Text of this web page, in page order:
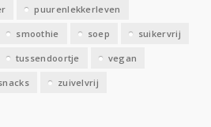
puurenlekkerleven
smoothie soep suikervrij
tussendoortje vegan
zuivelvrij